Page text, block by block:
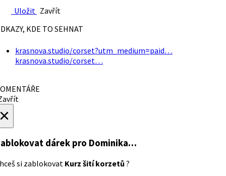
Uložit Zavřít
KDE TO SEHNAT
krasnova.studio/corset?utm_medium=paid…
krasnova.studio/corset…
dárek pro Dominika…
si zablokovat Kurz šití korzetů ?